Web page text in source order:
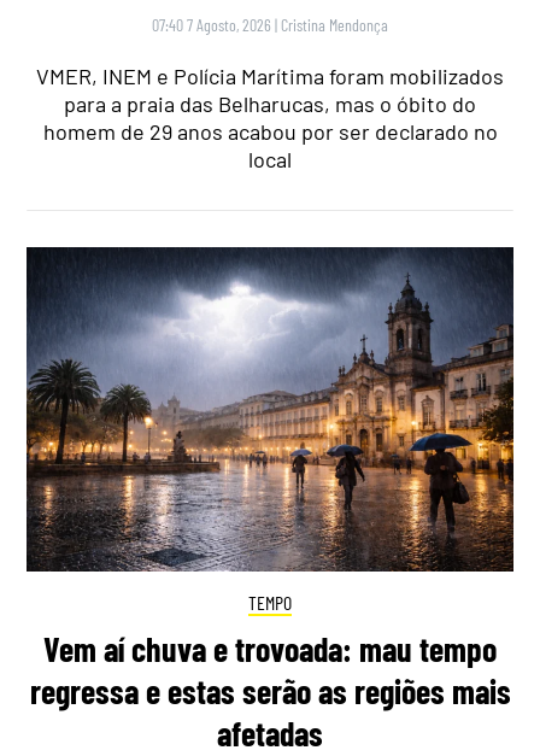
07:40 7 Agosto, 2026 | Cristina Mendonça
VMER, INEM e Polícia Marítima foram mobilizados
para a praia das Belharucas, mas o óbito do
homem de 29 anos acabou por ser declarado no
local
TEMPO
Vem aí chuva e trovoada: mau tempo
regressa e estas serão as regiões mais
afetadas